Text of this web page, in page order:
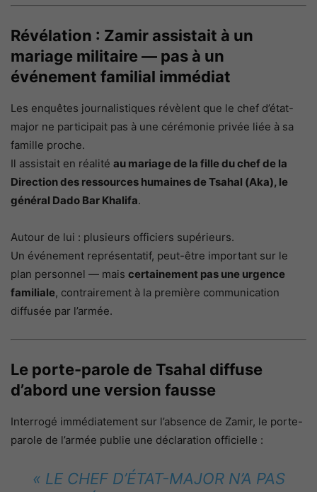
Révélation : Zamir assistait à un
mariage militaire — pas à un
événement familial immédiat
Les enquêtes journalistiques révèlent que le chef d’état-
major ne participait pas à une cérémonie privée liée à sa
famille proche.
Il assistait en réalité au mariage de la fille du chef de la
Direction des ressources humaines de Tsahal (Aka), le
général Dado Bar Khalifa.
Autour de lui : plusieurs officiers supérieurs.
Un événement représentatif, peut-être important sur le
plan personnel — mais certainement pas une urgence
familiale, contrairement à la première communication
diffusée par l’armée.
Le porte-parole de Tsahal diffuse
d’abord une version fausse
Interrogé immédiatement sur l’absence de Zamir, le porte-
parole de l’armée publie une déclaration officielle :
« LE CHEF D’ÉTAT-MAJOR N’A PAS